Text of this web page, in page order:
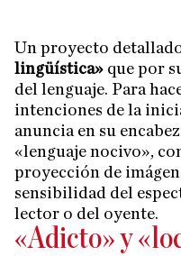
Un proyecto
lingüística» que por
del lenguaje. Para
intenciones de la
anuncia en su
«lenguaje nocivo»,
proyección de
sensibilidad del
lector o del oyente.
«Adicto» y